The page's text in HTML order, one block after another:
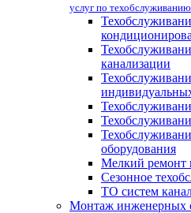
услуг по техобслуживанию
канализации
оборудования
Мелкий ремонт
Сезонное
ТО систем
Монтаж инженерных